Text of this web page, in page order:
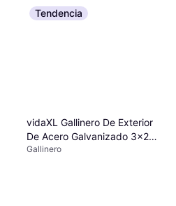
Tendencia
vidaXL Gallinero De Exterior
De Acero Galvanizado 3x2x2
m
Gallinero